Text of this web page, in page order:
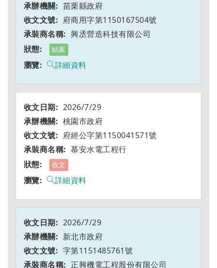
苗栗縣政府
府商用字第1150167504號
興丞營造科技有限公司
結案
詳細資料
2026/7/29
桃園市政府
府經公字第1150041571號
慕安水電工程行
收文
詳細資料
2026/7/29
新北市政府
字第1151485761號
正興機電工程股份有限公司